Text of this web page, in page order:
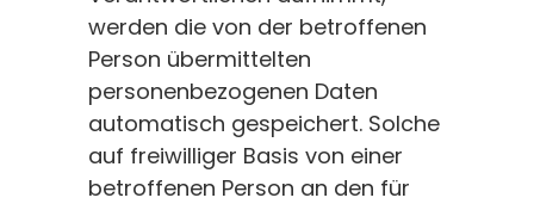
werden die von der betroffenen
Person übermittelten
personenbezogenen Daten
automatisch gespeichert. Solche
auf freiwilliger Basis von einer
betroffenen Person an den für